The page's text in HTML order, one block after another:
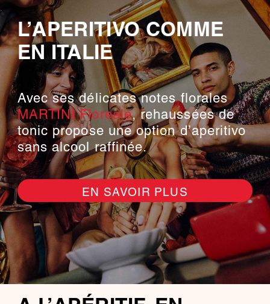
L’APERITIVO COMME
EN ITALIE
Avec ses délicates notes florales
MARTINI Floreale, rehaussées de
tonic propose une option d’aperitivo
sans alcool raffinée.
EN SAVOIR PLUS